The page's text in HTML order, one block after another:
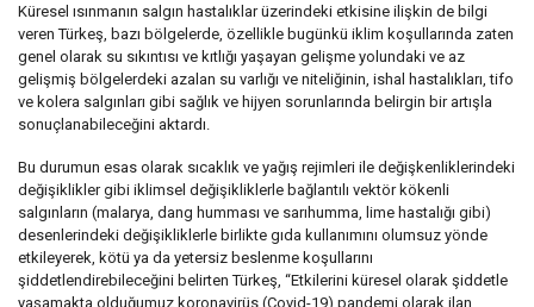
Küresel ısınmanın salgın hastalıklar üzerindeki etkisine ilişkin de bilgi
veren Türkeş, bazı bölgelerde, özellikle bugünkü iklim koşullarında zaten
genel olarak su sıkıntısı ve kıtlığı yaşayan gelişme yolundaki ve az
gelişmiş bölgelerdeki azalan su varlığı ve niteliğinin, ishal hastalıkları, tifo
ve kolera salgınları gibi sağlık ve hijyen sorunlarında belirgin bir artışla
sonuçlanabileceğini aktardı.
Bu durumun esas olarak sıcaklık ve yağış rejimleri ile değişkenliklerindeki
değişiklikler gibi iklimsel değişikliklerle bağlantılı vektör kökenli
salgınların (malarya, dang humması ve sarıhumma, lime hastalığı gibi)
desenlerindeki değişikliklerle birlikte gıda kullanımını olumsuz yönde
etkileyerek, kötü ya da yetersiz beslenme koşullarını
şiddetlendirebileceğini belirten Türkeş, “Etkilerini küresel olarak şiddetle
yaşamakta olduğumuz koronavirüs (Covid-19) pandemi olarak ilan